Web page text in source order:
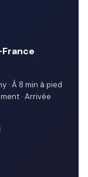
· À 8 min à pied
· Arrivée